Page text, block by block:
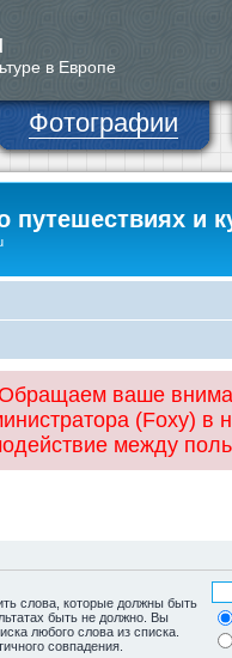
в Европе
Фотографии
путешествиях и
Обращаем ваше
(Foxy) в
между
слова, которые должны быть
быть не должно. Вы
любого слова из списка.
совпадения.